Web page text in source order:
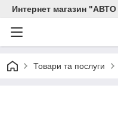
Интернет магазин
Товари та послуги